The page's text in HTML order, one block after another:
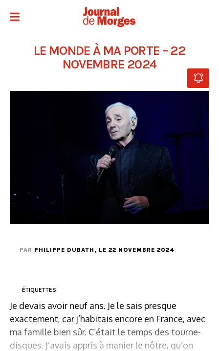
LE MONDE À MA PORTE – 22
NOVEMBRE 2024
PAR PHILIPPE DUBATH , LE 22 NOVEMBRE 2024
ÉTIQUETTES:
Je devais avoir neuf ans. Je le sais presque
exactement, car j’habitais encore en France, avec
ma famille bien sûr. C’était le temps des tourne-
disques. J’avais appris à manier le nôtre, qu’on